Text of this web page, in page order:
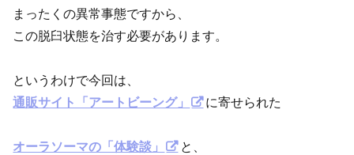
まったくの異常事態ですから、
この脱臼状態を治す必要があります。
というわけで今回は、
通販サイト「アートビーング」
に寄せられた
オーラソーマの「体験談」 と、